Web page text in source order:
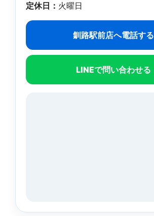
定休日： 火曜日
釧路駅前店へ電話する
LINEで問い合わせる